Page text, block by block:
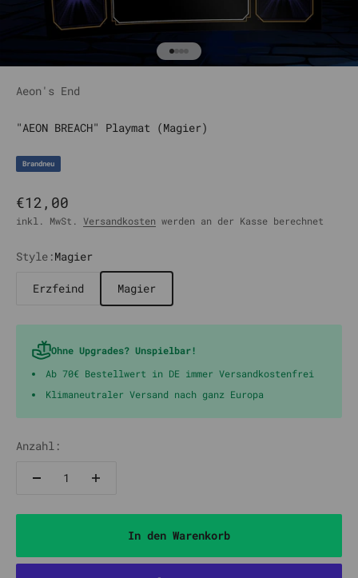
Gehe zu Element 1
Gehe zu Element 2
Gehe zu Element 3
Gehe zu Element 4
Aeon's End
"AEON BREACH" Playmat (Magier)
Brandneu
Angebot
€12,00
inkl. MwSt. Versandkosten werden an der Kasse berechnet
Style:Magier
Erzfeind Magier
Ohne Upgrades? Unspielbar!
Ab 70€ Bestellwert in DE immer Versandkostenfrei
Klimaneutraler Versand nach ganz Europa
Anzahl:
In den Warenkorb